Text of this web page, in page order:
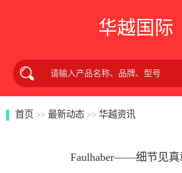
华越国际
首页 >> 最新动态 >> 华越资讯
Faulhaber——细节见真